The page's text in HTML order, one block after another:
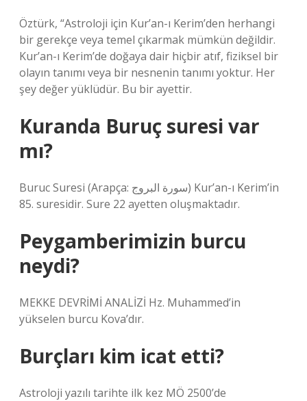
Öztürk, “Astroloji için Kur’an-ı Kerim’den herhangi
bir gerekçe veya temel çıkarmak mümkün değildir.
Kur’an-ı Kerim’de doğaya dair hiçbir atıf, fiziksel bir
olayın tanımı veya bir nesnenin tanımı yoktur. Her
şey değer yüklüdür. Bu bir ayettir.
Kuranda Buruç suresi var
mı?
Buruc Suresi (Arapça: سورة البروج) Kur’an-ı Kerim’in
85. suresidir. Sure 22 ayetten oluşmaktadır.
Peygamberimizin burcu
neydi?
MEKKE DEVRİMİ ANALİZİ Hz. Muhammed’in
yükselen burcu Kova’dır.
Burçları kim icat etti?
Astroloji yazılı tarihte ilk kez MÖ 2500’de